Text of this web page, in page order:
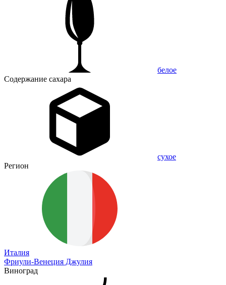
белое
Содержание сахара
сухое
Регион
Италия
Фриули-Венеция Джулия
Виноград